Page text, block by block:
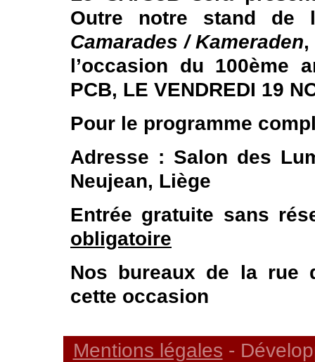
Outre notre stand de
Camarades / Kameraden,
l’occasion du 100ème
PCB, LE VENDREDI 19
Pour le programme
Adresse : Salon des
Neujean, Liège
Entrée gratuite sans
obligatoire
Nos bureaux de la rue
cette occasion
Mentions légales -